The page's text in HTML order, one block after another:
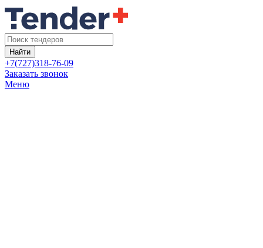
Найти
+7(727)318-76-09
Заказать звонок
Меню